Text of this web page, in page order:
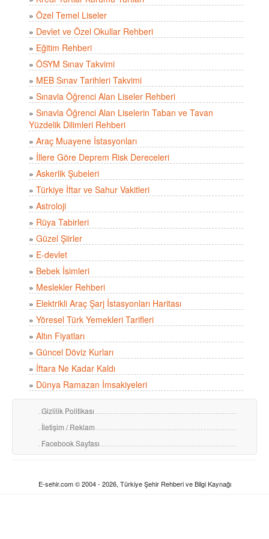
» Özel Temel Liseler
» Devlet ve Özel Okullar Rehberi
» Eğitim Rehberi
» ÖSYM Sınav Takvimi
» MEB Sınav Tarihleri Takvimi
» Sınavla Öğrenci Alan Liseler Rehberi
» Sınavla Öğrenci Alan Liselerin Taban ve Tavan
Yüzdelik Dilimleri Rehberi
» Araç Muayene İstasyonları
» İllere Göre Deprem Risk Dereceleri
» Askerlik Şubeleri
» Türkiye İftar ve Sahur Vakitleri
» Astroloji
» Rüya Tabirleri
» Güzel Şiirler
» E-devlet
» Bebek İsimleri
» Meslekler Rehberi
» Elektrikli Araç Şarj İstasyonları Haritası
» Yöresel Türk Yemekleri Tarifleri
» Altın Fiyatları
» Güncel Döviz Kurları
» İftara Ne Kadar Kaldı
» Dünya Ramazan İmsakiyeleri
Gizlilik Politikası
İletişim / Reklam
Facebook Sayfası
E-sehir.com © 2004 - 2026, Türkiye Şehir Rehberi ve Bilgi Kaynağı